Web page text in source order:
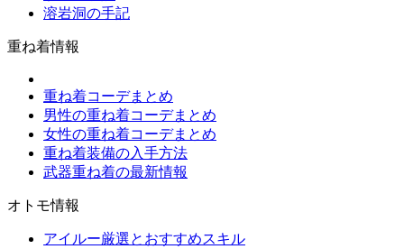
溶岩洞の手記
重ね着情報
重ね着コーデまとめ
男性の重ね着コーデまとめ
女性の重ね着コーデまとめ
重ね着装備の入手方法
武器重ね着の最新情報
オトモ情報
アイルー厳選とおすすめスキル